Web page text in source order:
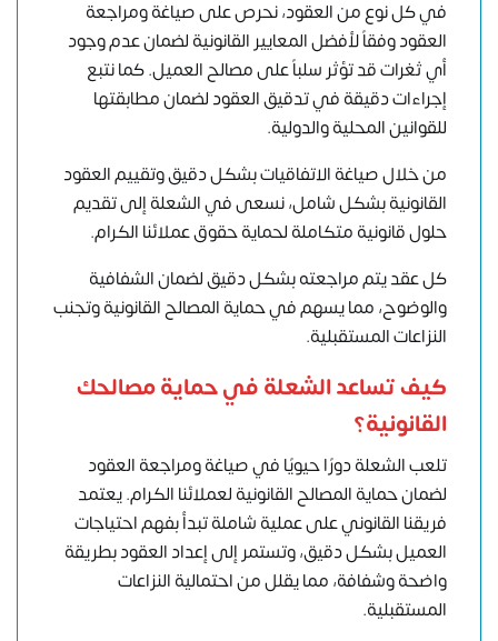
في كل نوع من العقود، نحرص على صياغة ومراجعة
العقود وفقاً لأفضل المعايير القانونية لضمان عدم وجود
أي ثغرات قد تؤثر سلباً على مصالح العميل. كما نتبع
إجراءات دقيقة في تدقيق العقود لضمان مطابقتها
للقوانين المحلية والدولية.
من خلال صياغة الاتفاقيات بشكل دقيق وتقييم العقود
القانونية بشكل شامل، نسعى في الشعلة إلى تقديم
حلول قانونية متكاملة لحماية حقوق عملائنا الكرام.
كل عقد يتم مراجعته بشكل دقيق لضمان الشفافية
والوضوح، مما يسهم في حماية المصالح القانونية وتجنب
النزاعات المستقبلية.
كيف تساعد الشعلة في حماية مصالحك
القانونية؟
تلعب الشعلة دورًا حيويًا في صياغة ومراجعة العقود
لضمان حماية المصالح القانونية لعملائنا الكرام. يعتمد
فريقنا القانوني على عملية شاملة تبدأ بفهم احتياجات
العميل بشكل دقيق، وتستمر إلى إعداد العقود بطريقة
واضحة وشفافة، مما يقلل من احتمالية النزاعات
المستقبلية.